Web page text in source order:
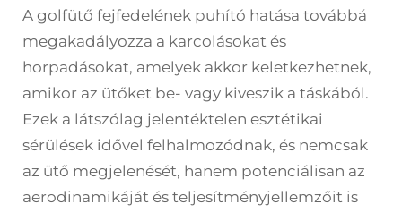
A golfütő fejfedelének puhító hatása továbbá
megakadályozza a karcolásokat és
horpadásokat, amelyek akkor keletkezhetnek,
amikor az ütőket be- vagy kiveszik a táskából.
Ezek a látszólag jelentéktelen esztétikai
sérülések idővel felhalmozódnak, és nemcsak
az ütő megjelenését, hanem potenciálisan az
aerodinamikáját és teljesítményjellemzőit is